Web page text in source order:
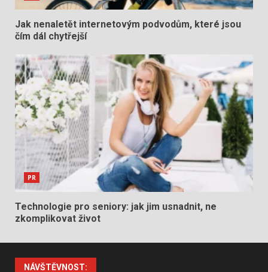
Jak nenaletět internetovým podvodům, které jsou
čím dál chytřejší
PR
Technologie pro seniory: jak jim usnadnit, ne
zkomplikovat život
NÁVŠTĚVNOST: